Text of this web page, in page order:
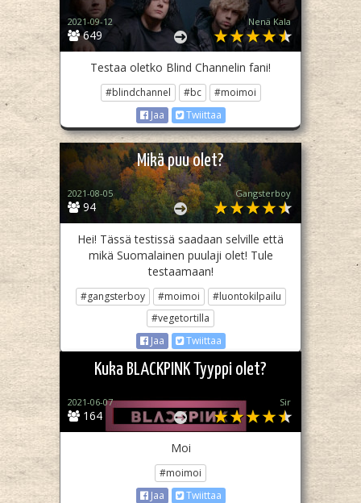
649
2021-09-12 Nenä Kala
Testaa oletko Blind Channelin fani!
#blindchannel #bc
#moimoi
Jaa
Twiittaa
Mikä puu olet?
94
2021-08-05 Gangsterboy
Hei! Tässä testissä saadaan selville että
mikä Suomalainen puulaji olet! Tule
testaamaan!
#gangsterboy #moimoi
#luontokilpailu
#vegetortilla
Jaa
Twiittaa
Kuka BLACKPINK Tyyppi olet?
164
2021-06-07 Sir
Moi
#moimoi
Jaa
Twiittaa